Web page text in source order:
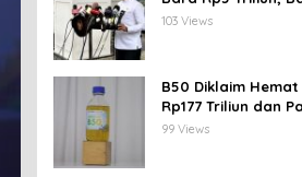
Lahadalia: ESDM
103 Views
B50 Diklaim Hemat
Rp177 Triliun dan
Emisi 44 Juta Ton
99 Views